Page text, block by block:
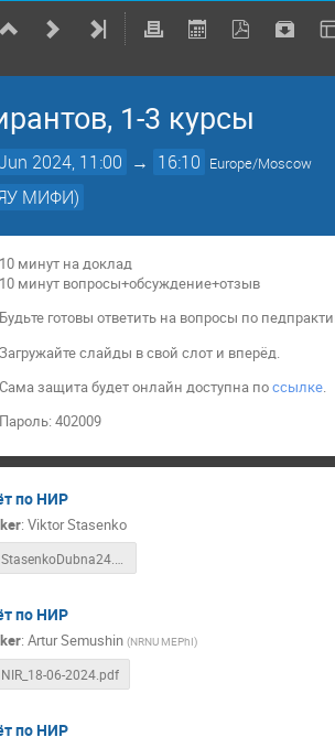
1-3 курсы
2024, 11:00 → 16:10 Europe/Moscow
МИФИ)
10 минут на доклад
10 минут вопросы+обсуждение+отзыв
Будьте готовы ответить на вопросы по
Загружайте слайды в свой слот и вперёд.
Сама защита будет онлайн доступна поссылке.
Пароль: 402009
по НИР
: Viktor Stasenko
по НИР
: Artur Semushin (NRNU MEPhI)
NIR_18-06-2024.pdf
по НИР